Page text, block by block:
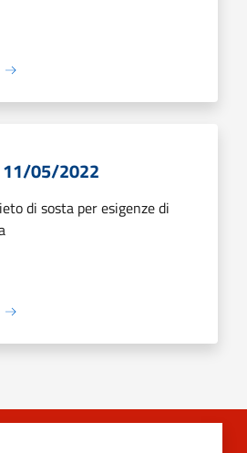
11/05/2022
di sosta per esigenze di